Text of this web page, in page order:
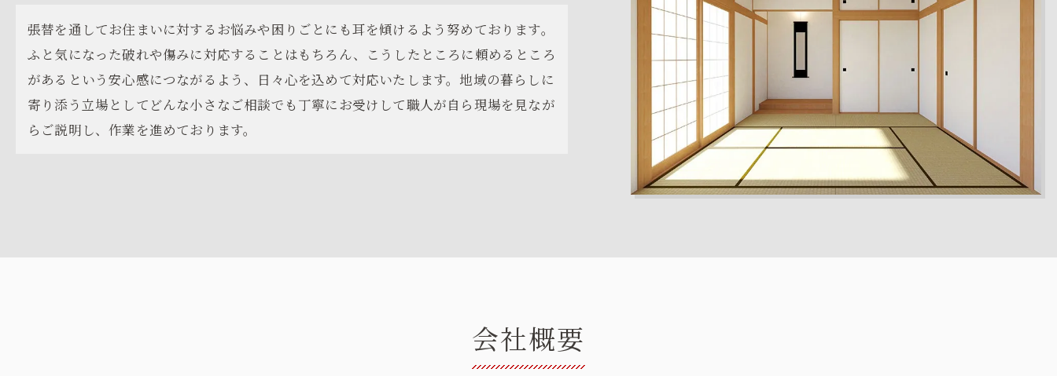
張替を通してお住まいに対するお悩みや困りごとにも耳を傾けるよう努めております。
ふと気になった破れや傷みに対応することはもちろん、こうしたところに頼めるところ
があるという安心感につながるよう、日々心を込めて対応いたします。地域の暮らしに
寄り添う立場としてどんな小さなご相談でも丁寧にお受けして職人が自ら現場を見なが
らご説明し、作業を進めております。
会社概要